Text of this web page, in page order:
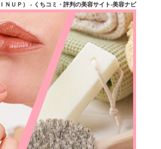
ＮＵＰ） - くちコミ・評判の美容サイト-美容ナビ